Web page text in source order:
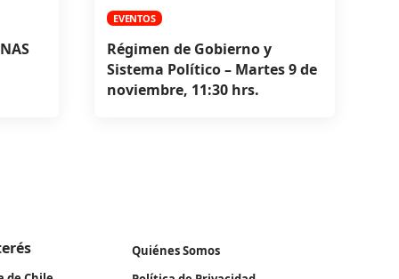
EVENTOS
Régimen de Gobierno y
Sistema Político – Martes 9 de
noviembre, 11:30 hrs.
Quiénes Somos